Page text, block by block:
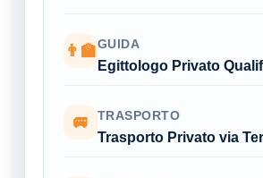
👨‍🏫GUIDA
Egittologo Privato
🚐 TRASPORTO
Trasporto Privato via